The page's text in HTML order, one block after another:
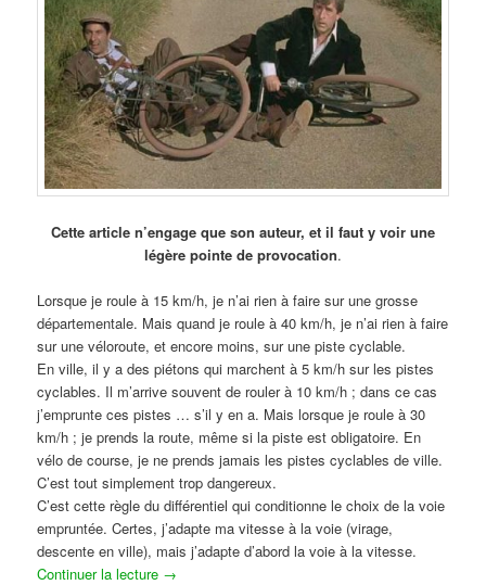
Cette article n’engage que son auteur, et il faut y voir une
légère pointe de provocation.
Lorsque je roule à 15 km/h, je n’ai rien à faire sur une grosse
départementale. Mais quand je roule à 40 km/h, je n’ai rien à faire
sur une véloroute, et encore moins, sur une piste cyclable.
En ville, il y a des piétons qui marchent à 5 km/h sur les pistes
cyclables. Il m’arrive souvent de rouler à 10 km/h ; dans ce cas
j’emprunte ces pistes … s’il y en a. Mais lorsque je roule à 30
km/h ; je prends la route, même si la piste est obligatoire. En
vélo de course, je ne prends jamais les pistes cyclables de ville.
C’est tout simplement trop dangereux.
C’est cette règle du différentiel qui conditionne le choix de la voie
empruntée. Certes, j’adapte ma vitesse à la voie (virage,
descente en ville), mais j’adapte d’abord la voie à la vitesse.
Continuer la lecture →